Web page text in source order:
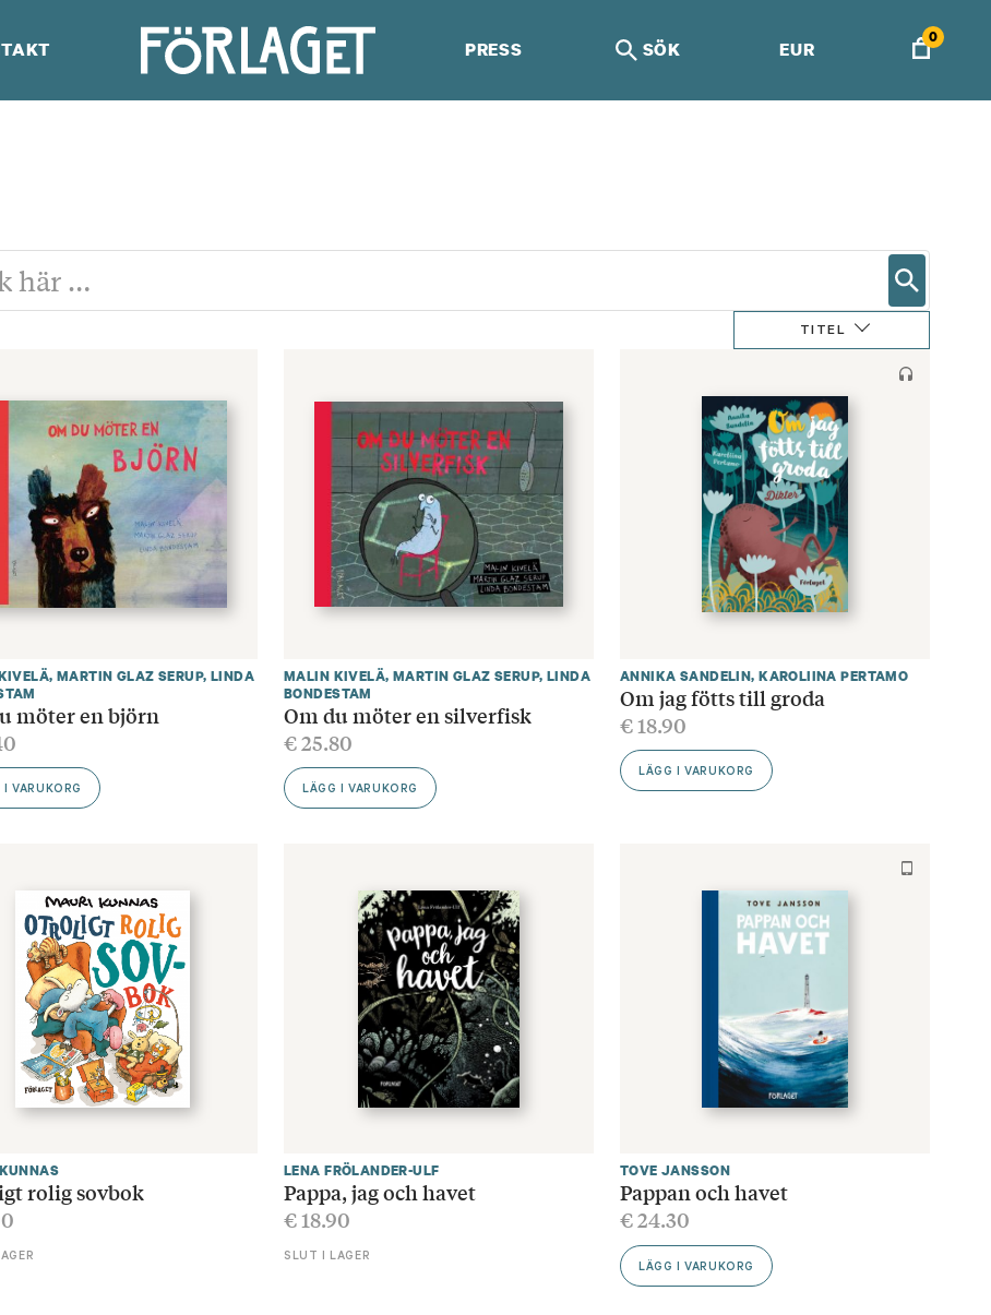
PRESS SÖK EUR
0
TITEL
, MARTIN GLAZ SERUP, LINDA
möter en björn
I VARUKORG
MALIN KIVELÄ, MARTIN GLAZ SERUP, LINDA
BONDESTAM
Om du möter en silverfisk
€25.80
LÄGG I VARUKORG
ANNIKA SANDELIN,KAROLIINA PERTAMO
Om jag fötts till groda
€18.90
LÄGG I VARUKORG
rolig sovbok
LENA FRÖLANDER-ULF
Pappa, jag och havet
€18.90
SLUT I LAGER
TOVE JANSSON
Pappan och havet
€24.30
LÄGG I VARUKORG